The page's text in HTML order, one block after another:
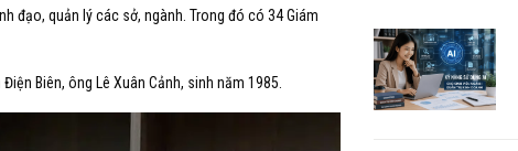
đạo, quản lý các sở, ngành. Trong đó có 34 Giám
Biên, ông Lê Xuân Cảnh, sinh năm 1985.